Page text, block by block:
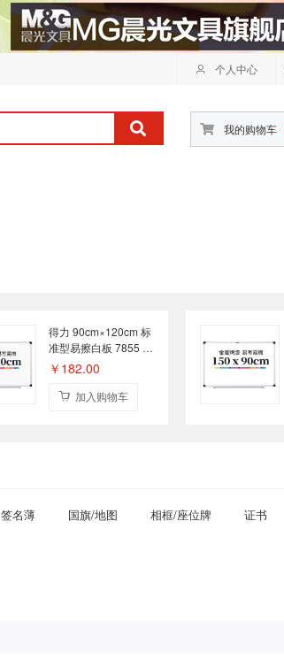
个人中心
我的购物车
得力 90cm×120cm 标
准型易擦白板 7855 挂
墙式
￥182.00
加入购物车
签名薄 国旗/地图 相框/座位牌 证书